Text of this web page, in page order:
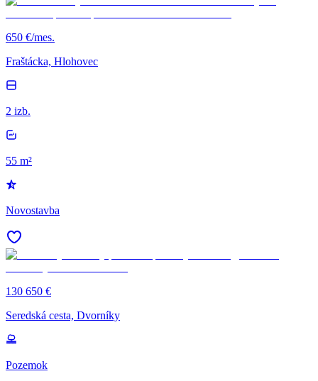
650 €/mes.
Fraštácka, Hlohovec
2 izb.
55 m²
Novostavba
130 650 €
Seredská cesta, Dvorníky
Pozemok